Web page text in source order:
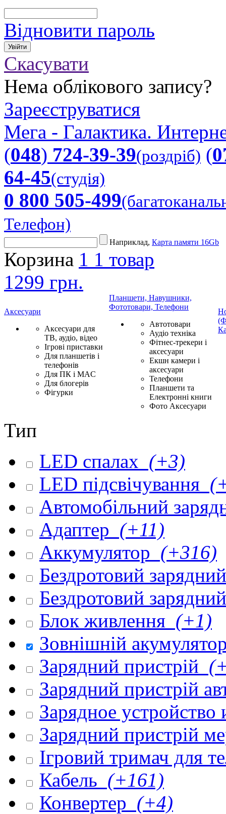
Відновити пароль
Скасувати
Нема облікового запису?
Зареєструватися
Мега - Галактика.
(048) 724-39-39(роздріб) (
64-45(студія)
0 800 505-499
Телефон)
Наприклад, Карта памяти 16Gb
Корзина 1 1 товар
1299 грн.
Аксесуари
Аксесуари для
ТВ, аудіо, відео
Ігрові приставки
Для планшетів і
телефонів
Для ПК і MAC
Для блогерів
Фігурки
Планшети, Навушники,
Фототовари, Телефони
Автотовари
Аудіо техніка
Фітнес-трекери і
аксесуари
Екшн камери і
аксесуари
Телефони
Планшети та
Електронні книги
Фото Аксесуари
Тип
LED спалах (+3)
LED підсвічування
Автомобільний
Адаптер (+11)
Аккумулятор (+316)
Бездротовий
Бездротовий
Блок живлення (+1)
Зовнішній
Зарядний пристрій
Зарядний пристрій
Зарядное
Зарядний пристрій
Ігровий тримач для
Кабель (+161)
Конвертер (+4)